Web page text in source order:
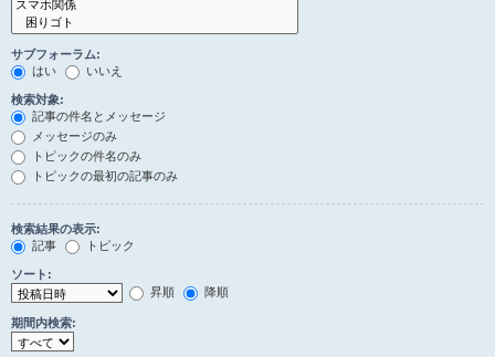
サブフォーラム:
はい
いいえ
検索対象:
記事の件名とメッセージ
メッセージのみ
トピックの件名のみ
トピックの最初の記事のみ
検索結果の表示:
記事
トピック
ソート:
昇順
降順
期間内検索: